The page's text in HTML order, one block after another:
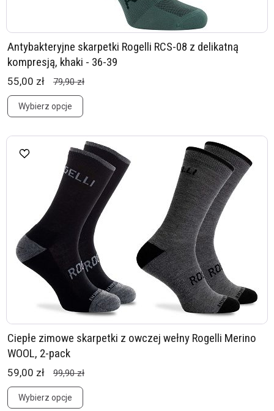
Antybakteryjne skarpetki Rogelli RCS-08 z delikatną
kompresją, khaki - 36-39
55,00 zł 79,90 zł
Wybierz opcje
Ciepłe zimowe skarpetki z owczej wełny Rogelli Merino
WOOL, 2-pack
59,00 zł 99,90 zł
Wybierz opcje